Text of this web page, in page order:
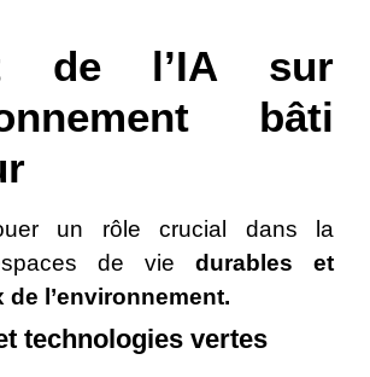
de l’IA sur
bâti
un rôle crucial dans la
de vie durables et
de l’environnement.
technologies vertes